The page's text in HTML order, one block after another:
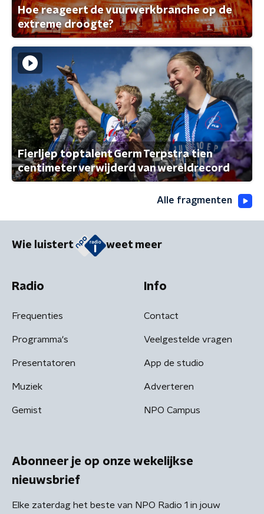
Hoe reageert de vuurwerkbranche op de
extreme droogte?
Fierljep toptalent Germ Terpstra tien
centimeter verwijderd van wereldrecord
Alle fragmenten
Wie luistert weet meer
Radio
Frequenties
Programma's
Presentatoren
Muziek
Gemist
Info
Contact
Veelgestelde vragen
App de studio
Adverteren
NPO Campus
Abonneer je op onze wekelijkse
nieuwsbrief
Elke zaterdag het beste van NPO Radio 1 in jouw